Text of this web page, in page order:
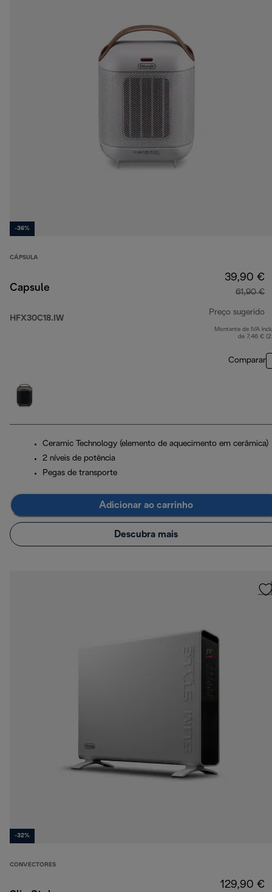
-36%
CÁPSULA
Capsule
HFX30C18.IW
39,90 €
61,90 €
Preço sugerido
Montante de IVA
de 7,46 €
Comparar
Ceramic Technology (elemento de aquecimento em cerâmica)
2 níveis de potência
Pegas de transporte
Adicionar ao carrinho
Descubra mais
-32%
CONVECTORES
129,90 €